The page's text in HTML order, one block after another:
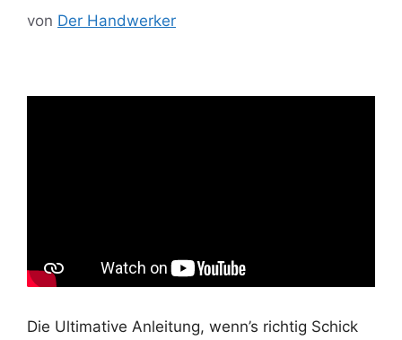
von Der Handwerker
Die Ultimative Anleitung, wenn’s richtig Schick